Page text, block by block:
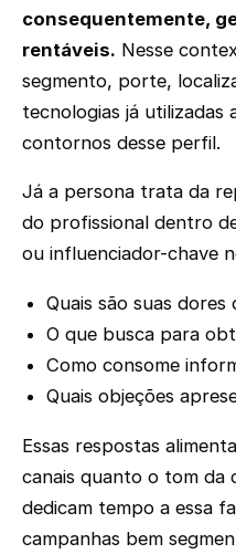
consequentemente,
rentáveis. Nesse
segmento, porte,
tecnologias já utilizadas
contornos desse perfil.
Já a persona trata da
do profissional dentro
ou influenciador-chave
Quais são suas dores
O que busca para
Como consome
Quais objeções
Essas respostas
canais quanto o tom da
dedicam tempo a essa
campanhas bem